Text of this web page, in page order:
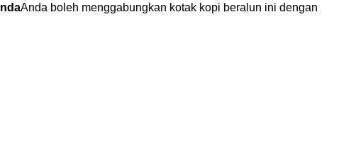
Anda boleh menggabungkan kotak kopi beralun ini dengan